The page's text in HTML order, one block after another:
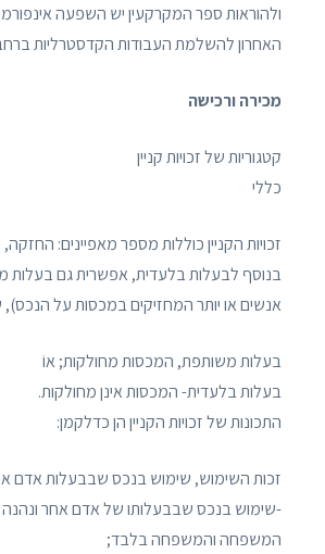
ולהוראות ספר המקרקעין יש השפעה
האחרון להשלמת העבודות הקדסטרליות ברחבי
מכירה ורכישה
קטגוריות של זכויות קניין
כללי
זכויות הקניין כוללות מספר מאפיינים:
בנוסף לבעלות בלעדית, אפשרית גם בעלות
אנשים או יותר המחזיקים במכסות על הנכס),
בעלות משותפת, המכסות מחולקות; אוֹ
בעלות בלעדית- המכסות אינן מחולקות.
התכונות של זכויות הקניין הן כדלקמן:
זכות השימוש, שימוש בנכס שבבעלות אדם
-שימוש בנכס שבבעלותו של אדם אחר ונהנה
המשפחה והמשפחה בלבד;